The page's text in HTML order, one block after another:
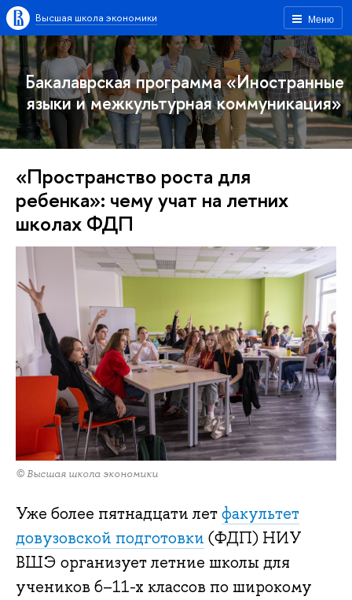
Меню
Высшая школа экономики
Бакалаврская программа «Иностранные
языки и межкультурная коммуникация»
«Пространство роста для
ребенка»: чему учат на летних
школах ФДП
© Высшая школа экономики
Уже более пятнадцати летфакультет
довузовской подготовки (ФДП) НИУ
ВШЭ организует летние школы для
учеников 6–11-х классов по широкому